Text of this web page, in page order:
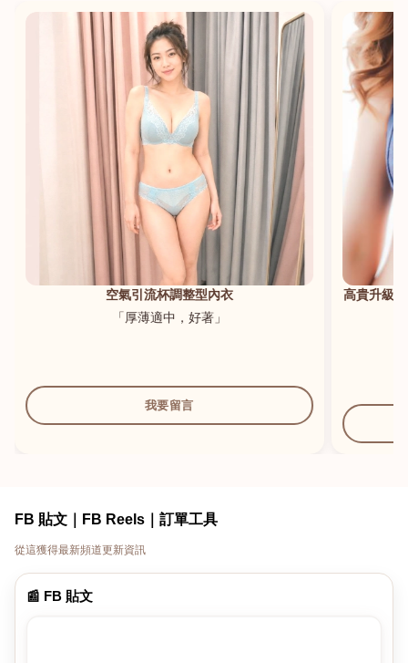
空氣引流杯調整型內衣
「厚薄適中，好著」
我要留言
高貴升級
FB 貼文｜FB Reels｜訂單工具
從這獲得最新頻道更新資訊
📰 FB 貼文
港澳中文
English